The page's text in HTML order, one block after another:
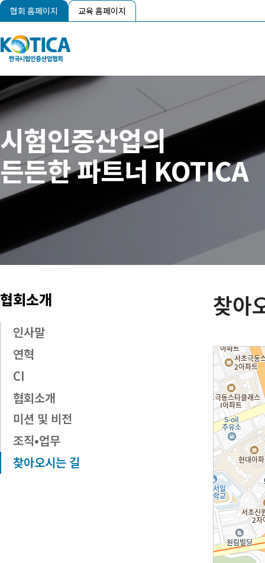
협회 홈페이지 교육 홈페이지
시험인증산업의
든든한 파트너 KOTICA
협회소개
인사말
연혁
CI
협회소개
미션 및 비전
조직•업무
찾아오시는 길
찾아